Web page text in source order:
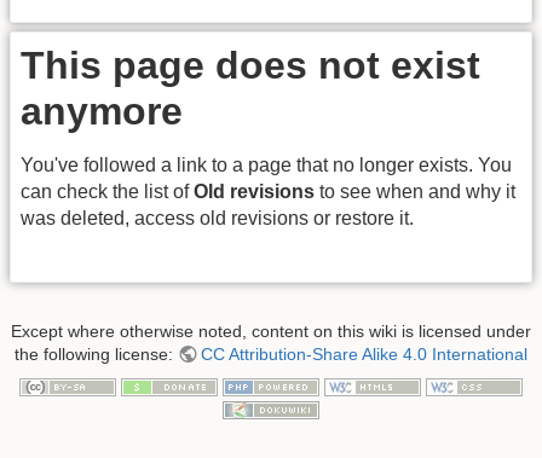
This page does not exist
anymore
You've followed a link to a page that no longer exists. You
can check the list ofOld revisions to see when and why it
was deleted, access old revisions or restore it.
Except where otherwise noted, content on this wiki is licensed under
the following license:
CC Attribution-Share Alike 4.0 International